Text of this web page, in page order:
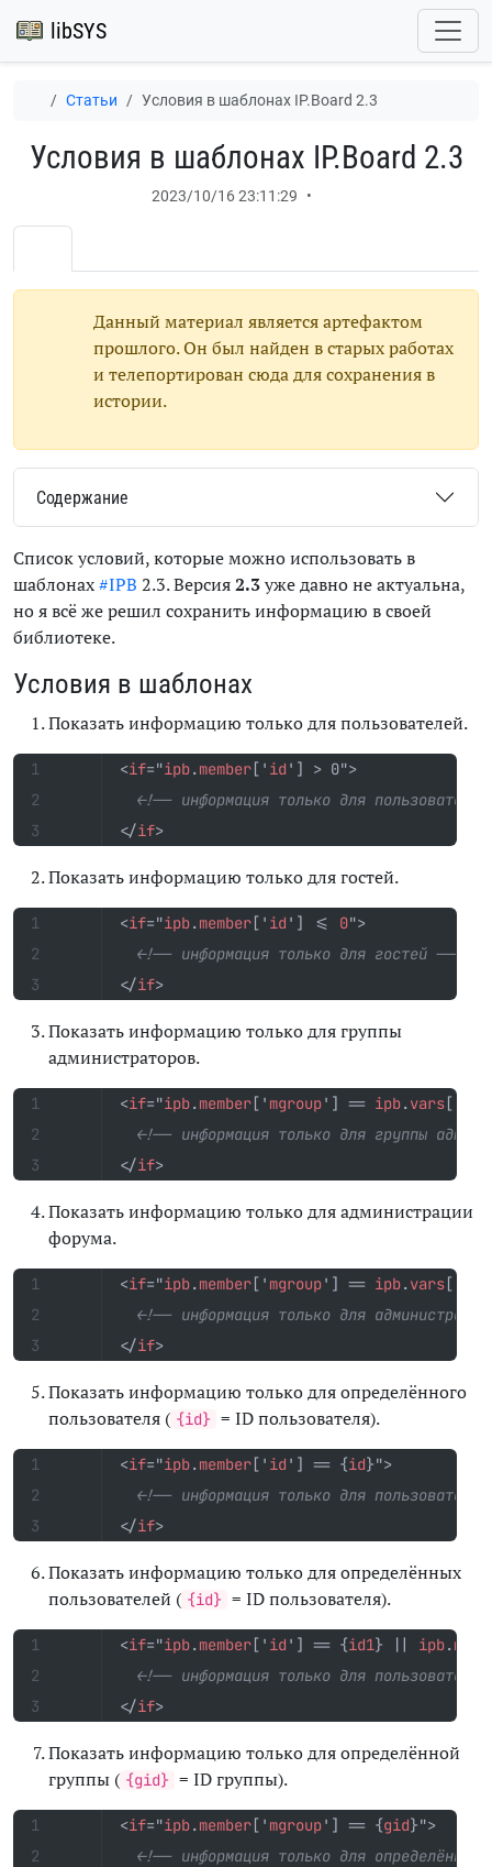
libSYS
Статьи Условия в шаблонах IP.Board 2.3
Условия в шаблонах IP.Board 2.3
2023/10/16 23:11:29 •
Данный материал является артефактом
прошлого. Он был найден в старых работах
и телепортирован сюда для сохранения в
истории.
Содержание
Список условий, которые можно использовать в
шаблонах#IPB 2.3. Версия2.3уже давно не актуальна,
но я всё же решил сохранить информацию в своей
библиотеке.
Условия в шаблонах
Показать информацию только для пользователей.
<if="ipb.member[' id '] >
<!-- информация только для
</if>
Показать информацию только для гостей.
<if="ipb.member[' id '] <= 0">
<!-- информация только для гостей -->
</if>
Показать информацию только для группы
администраторов.
<if="ipb.member[' mgroup'] == ipb.vars['
<!-- информация только для группы
</if>
Показать информацию только для администрации
форума.
<if="ipb.member[' mgroup'] == ipb.vars['
<!-- информация только для
</if>
Показать информацию только для определённого
пользователя ( {id} = ID пользователя).
<if="ipb.member[' id '] == {id}">
<!-- информация только для
</if>
Показать информацию только для определённых
пользователей ( {id} = ID пользователя).
<if="ipb.member[' id '] == {id1} || ipb.
<!-- информация только для
</if>
Показать информацию только для определённой
группы ( {gid} = ID группы).
<if="ipb.member[' mgroup'] == {gid}">
<!-- информация только для